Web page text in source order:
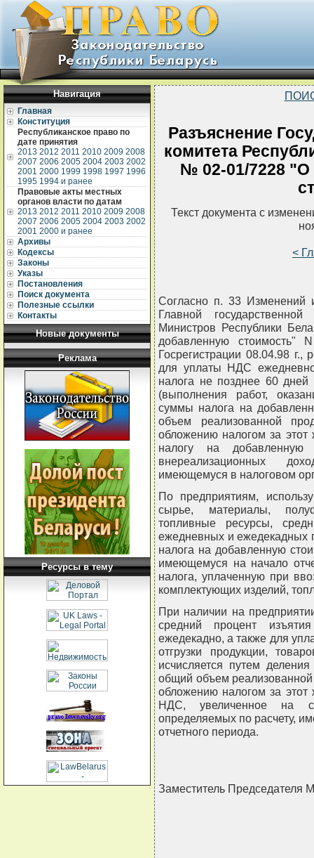
Навигация
Главная
Конституция
Республиканское право по
дате принятия
2013 2012 2011 2010 2009 2008
2007 2006 2005 2004 2003 2002
2001 2000 1999 1998 1997 1996
1995 1994 и ранее
Правовые акты местных
органов власти по датам
2013 2012 2011 2010 2009 2008
2007 2006 2005 2004 2003 2002
2001 2000 и ранее
Архивы
Кодексы
Законы
Указы
Постановления
Поиск документа
Полезные ссылки
Контакты
Новые документы
Реклама
Ресурсы в тему
Разъяснение
комитета
№ 02-01/7228 "О
Текст документа с
<
Согласно п. 33 Изменений
Главной
Министров Республики
добавленную стоимость"
Госрегистрации 08.04.98 г.,
для уплаты НДС
налога не позднее 60 дней
(выполнения работ,
суммы налога на
объем реализованной
обложению налогом за
налогу на добавленную
внереализационных
имеющемуся в налоговом
По предприятиям,
сырье, материалы,
топливные ресурсы,
ежедневных и ежедекадных
налога на добавленную
имеющемуся на начало
налога, уплаченную при
комплектующих изделий,
При наличии на
средний процент
ежедекадно, а также для
отгрузки продукции,
исчисляется путем
общий объем
обложению налогом за
НДС, увеличенное на
определяемых по расчету,
отчетного периода.
Заместитель